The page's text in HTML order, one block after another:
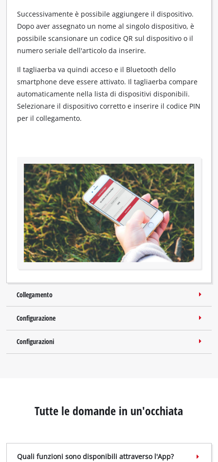
Successivamente è possibile aggiungere il dispositivo.
Dopo aver assegnato un nome al singolo dispositivo, è
possibile scansionare un codice QR sul dispositivo o il
numero seriale dell'articolo da inserire.
Il tagliaerba va quindi acceso e il Bluetooth dello
smartphone deve essere attivato. Il tagliaerba compare
automaticamente nella lista di dispositivi disponibili.
Selezionare il dispositivo corretto e inserire il codice PIN
per il collegamento.
Collegamento
Configurazione
Configurazioni
Tutte le domande in un'occhiata
Quali funzioni sono disponibili attraverso l'App?